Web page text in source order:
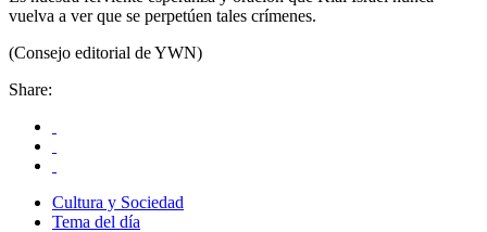
vuelva a ver que se perpetúen tales crímenes.
(Consejo editorial de YWN)
Share:
Cultura y Sociedad
Tema del día